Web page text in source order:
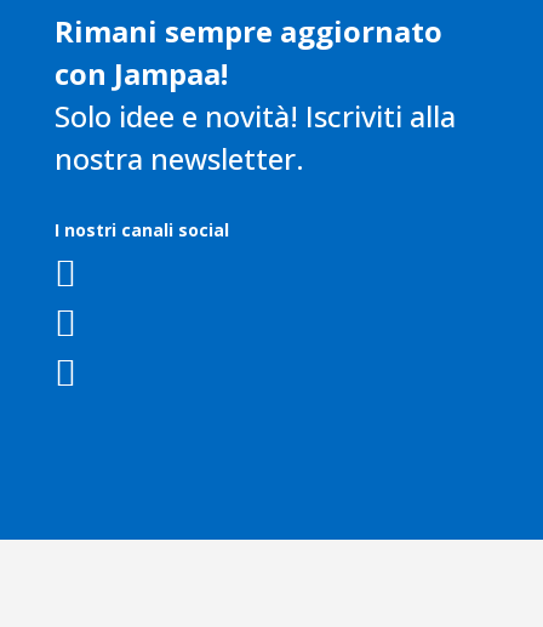
Rimani sempre aggiornato
con Jampaa!
Solo idee e novità! Iscriviti alla
nostra newsletter.
I nostri canali social


